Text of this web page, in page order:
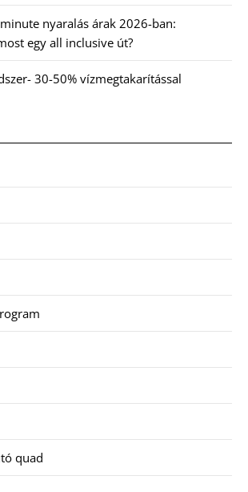
nyaralás árak 2026-ban:
egy all inclusive út?
30-50% vízmegtakarítással
quad